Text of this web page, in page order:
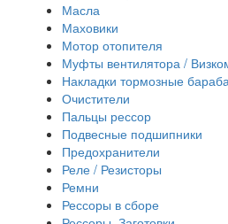
Масла
Маховики
Мотор отопителя
Муфты вентилятора /
Накладки тормозные
Очистители
Пальцы рессор
Подвесные подшипники
Предохранители
Реле / Резисторы
Ремни
Рессоры в сборе